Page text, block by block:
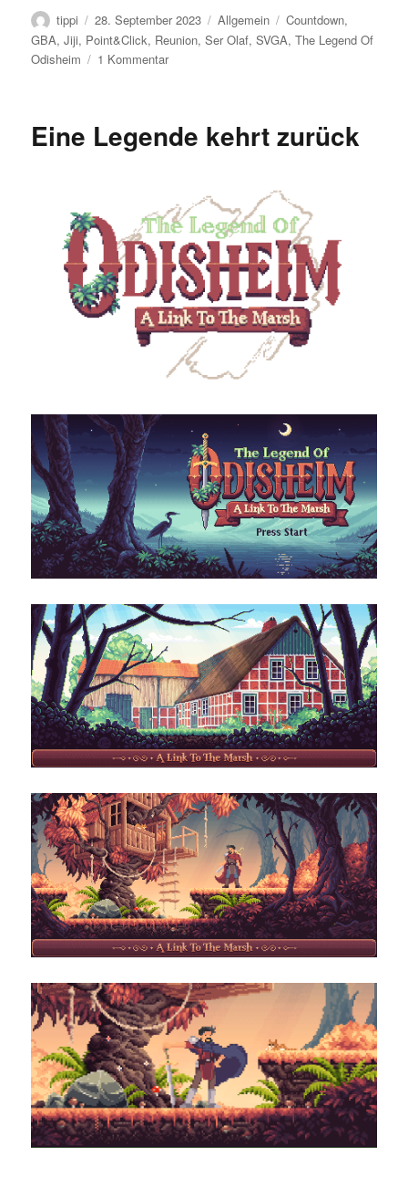
Autor
tippi
Veröffentlicht
am
28. September 2023 Kategorien
Allgemein Schlagwörter
Countdown,
GBA,Jiji, Point&Click, Reunion,Ser Olaf,SVGA,The Legend Of
Odisheim
1 Kommentarzu
sollt
Eine Legende kehrt zurück